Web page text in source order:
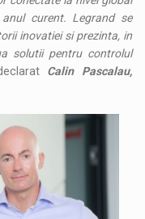
curent. Legrand se
inovatiei si prezinta, in
solutii pentru controlul
Calin Pascalau,